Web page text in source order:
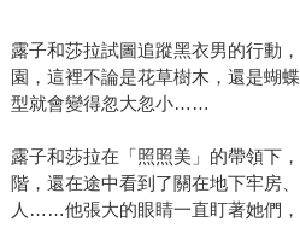
露子和莎拉試圖追蹤黑衣男的行動
園，這裡不論是花草樹木，還是蝴
型就會變得忽大忽小……
露子和莎拉在「照照美」的帶領下
階，還在途中看到了關在地下牢房
人……他張大的眼睛一直盯著她們，